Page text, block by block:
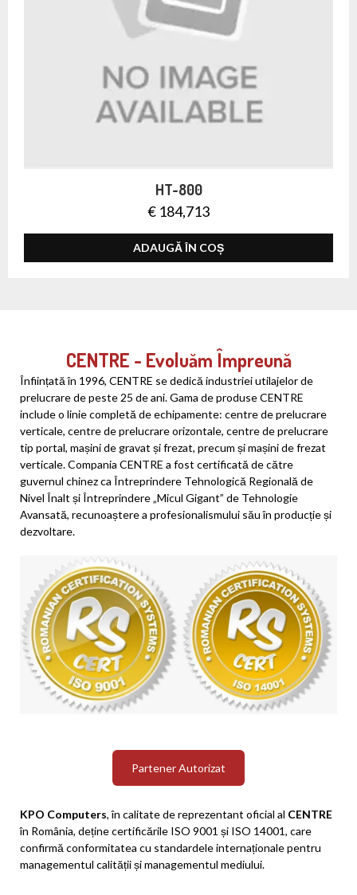
HT-800
€ 184,713
ADAUGĂ ÎN COȘ
CENTRE - Evoluăm Împreună
Înființată în 1996, CENTRE se dedică industriei utilajelor de
prelucrare de peste 25 de ani. Gama de produse CENTRE
include o linie completă de echipamente: centre de prelucrare
verticale, centre de prelucrare orizontale, centre de prelucrare
tip portal, mașini de gravat și frezat, precum și mașini de frezat
verticale. Compania CENTRE a fost certificată de către
guvernul chinez ca Întreprindere Tehnologică Regională de
Nivel Înalt și Întreprindere „Micul Gigant” de Tehnologie
Avansată, recunoaștere a profesionalismului său în producție și
dezvoltare.
Partener Autorizat
KPO Computers, în calitate de reprezentant oficial al CENTRE
în România, deține certificările ISO 9001 și ISO 14001, care
confirmă conformitatea cu standardele internaționale pentru
managementul calității și managementul mediului.